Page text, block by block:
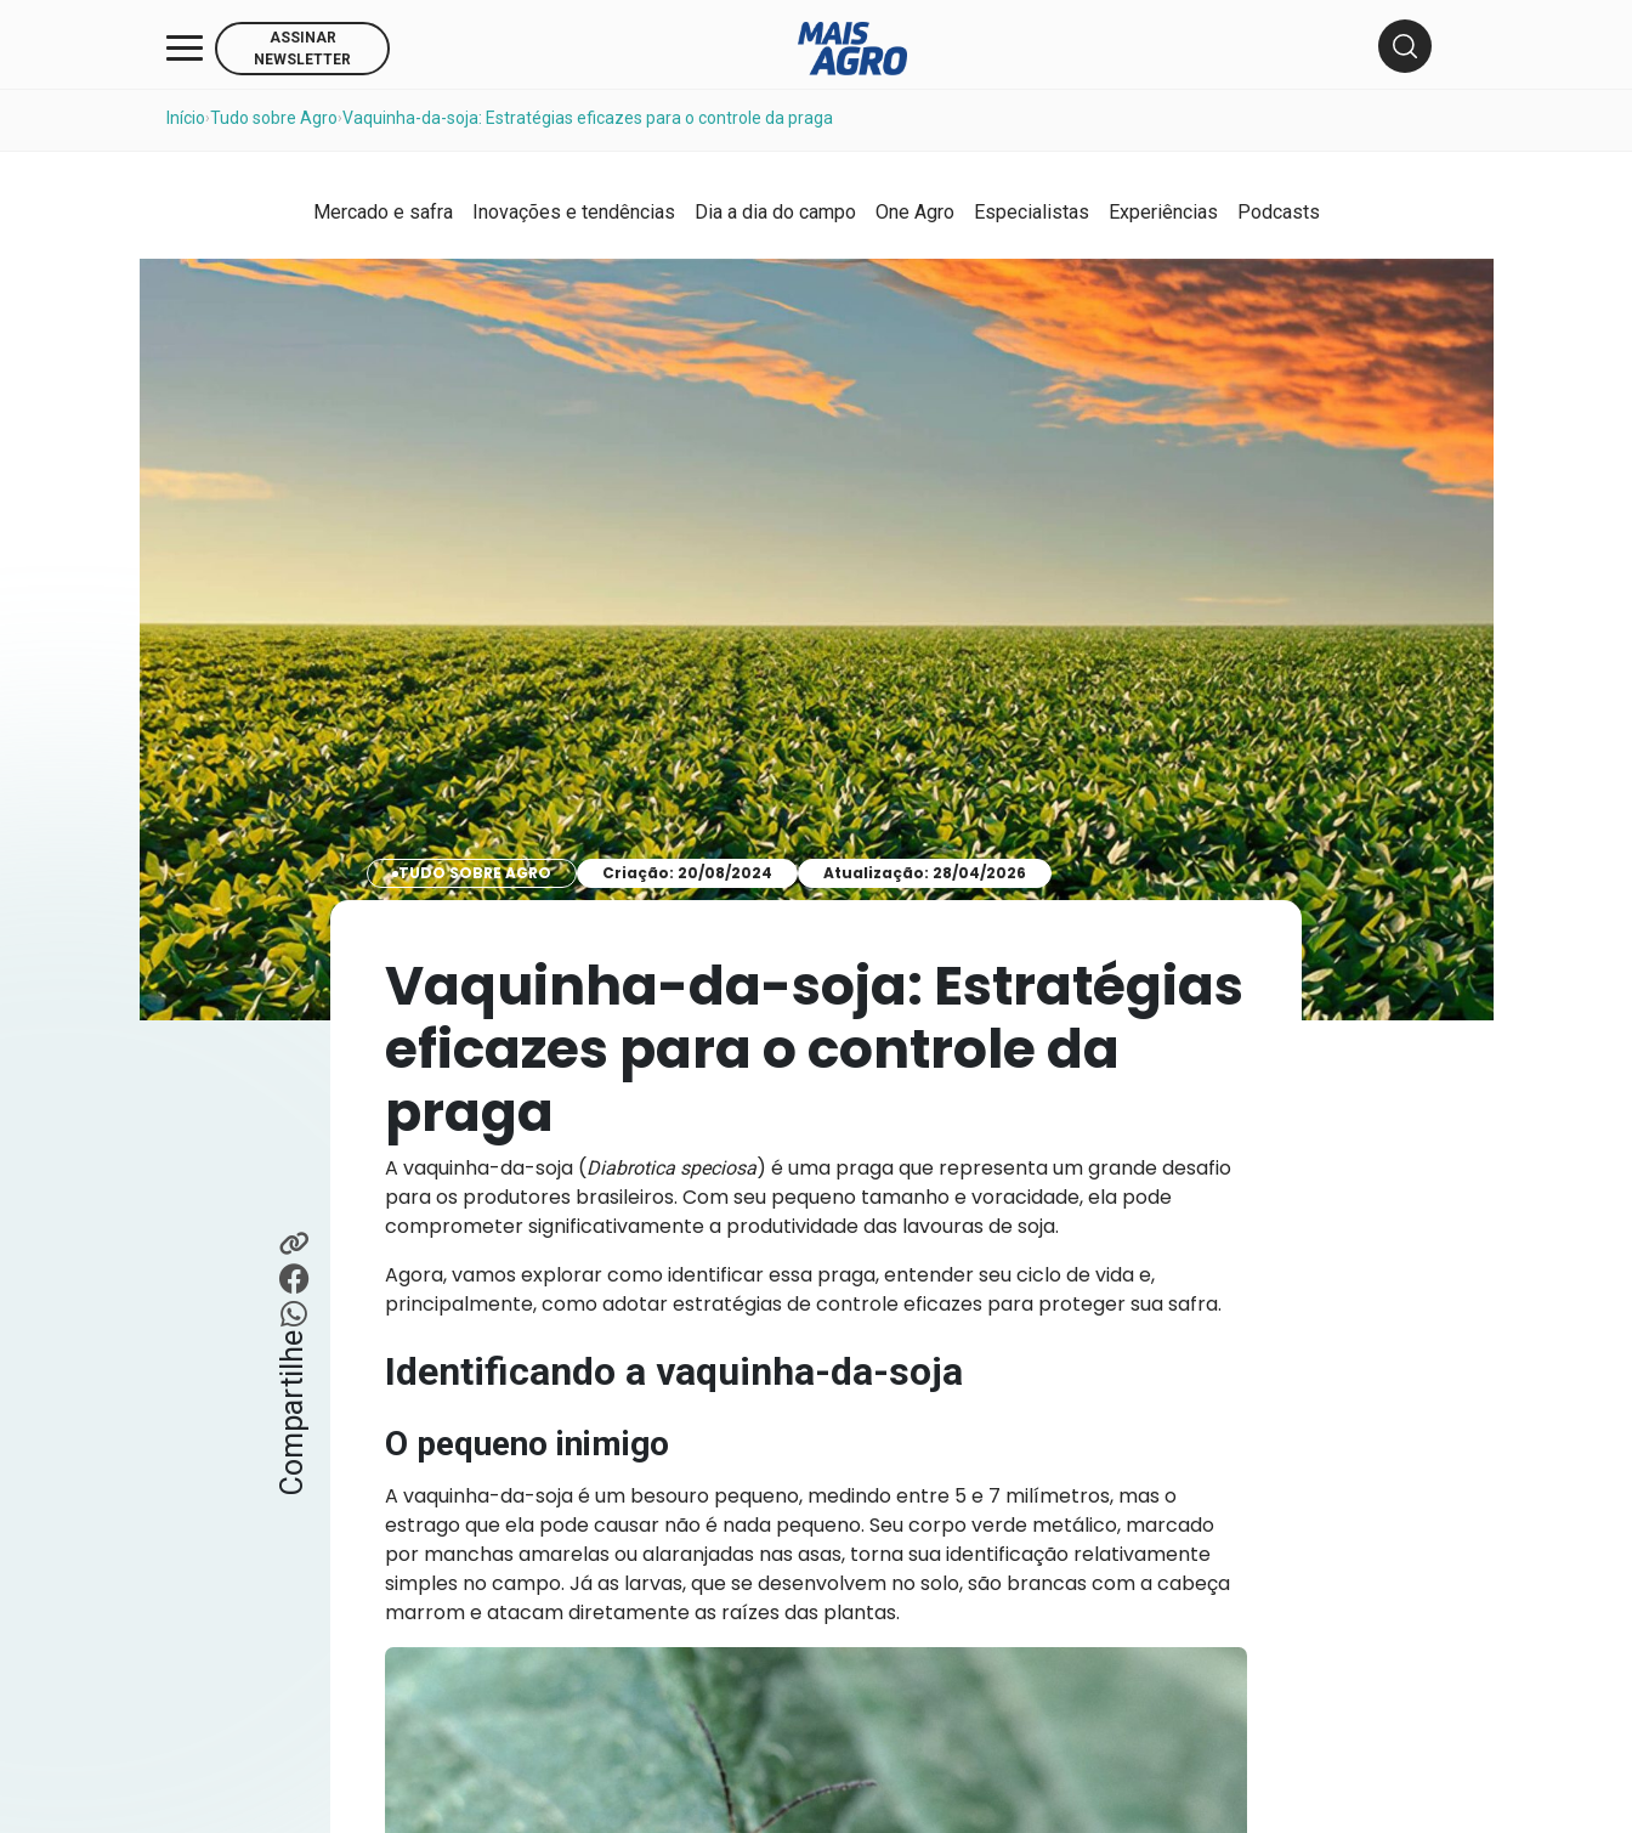
ASSINAR
NEWSLETTER
Início›Tudo sobre Agro›Vaquinha-da-soja: Estratégias eficazes para o controle da praga
Mercado e safra Inovações e tendências Dia a dia do campo One Agro Especialistas Experiências Podcasts
TUDO SOBRE AGRO Criação: 20/08/2024 Atualização: 28/04/2026
Compartilhe
Vaquinha-da-soja: Estratégias
eficazes para o controle da
praga
A vaquinha-da-soja (Diabrotica speciosa) é uma praga que representa um grande desafio
para os produtores brasileiros. Com seu pequeno tamanho e voracidade, ela pode
comprometer significativamente a produtividade das lavouras de soja.
Agora, vamos explorar como identificar essa praga, entender seu ciclo de vida e,
principalmente, como adotar estratégias de controle eficazes para proteger sua safra.
Identificando a vaquinha-da-soja
O pequeno inimigo
A vaquinha-da-soja é um besouro pequeno, medindo entre 5 e 7 milímetros, mas o
estrago que ela pode causar não é nada pequeno. Seu corpo verde metálico, marcado
por manchas amarelas ou alaranjadas nas asas, torna sua identificação relativamente
simples no campo. Já as larvas, que se desenvolvem no solo, são brancas com a cabeça
marrom e atacam diretamente as raízes das plantas.